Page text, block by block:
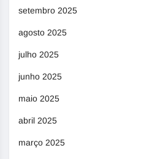
setembro 2025
agosto 2025
julho 2025
junho 2025
maio 2025
abril 2025
março 2025